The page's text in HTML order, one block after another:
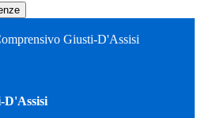
Giusti-D'Assisi
D'Assisi